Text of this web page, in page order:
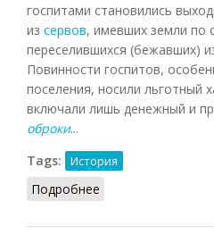
госпитами становились
из сервов, имевших земли по
переселившихся (бежавших)
Повинности госпитов,
поселения, носили льготный
включали лишь денежный и
оброки...
Tags:
История
Подробнее